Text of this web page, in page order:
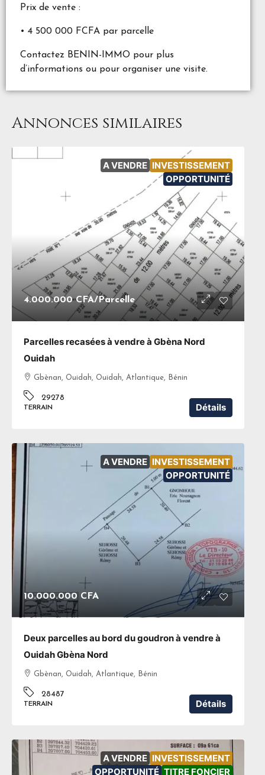
Prix de vente :
• 4 500 000 FCFA par parcelle
Contactez BENIN-IMMO pour plus
d’informations ou pour organiser une visite.
Annonces similaires
A VENDRE INVESTISSEMENT
OPPORTUNITÉ
4.000.000 CFA/Parcelle
Parcelles recasées à vendre à Gbèna Nord
Ouidah
Gbènan, Ouidah, Ouidah, Atlantique, Bénin
29278
TERRAIN Détails
A VENDRE INVESTISSEMENT
OPPORTUNITÉ
10.000.000 CFA
Deux parcelles au bord du goudron à vendre à
Ouidah Gbèna Nord
Gbènan, Ouidah, Atlantique, Bénin
28487
TERRAIN Détails
A VENDRE INVESTISSEMENT
OPPORTUNITÉ TITRE FONCIER